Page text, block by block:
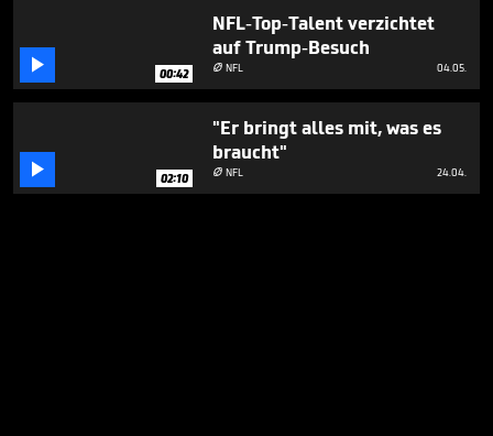
 00:42
NFL-Top-Talent verzichtet
auf Trump-Besuch
 NFL 04.05.
 02:10
"Er bringt alles mit, was es
braucht"
 NFL 24.04.